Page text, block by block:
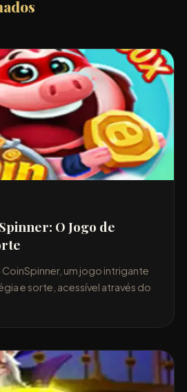
O Jogo de
um jogo intrigante
e sorte, acessível através do